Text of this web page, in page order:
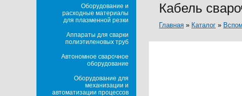
Кабель
Главная » Каталог »
Оборудование и
расходные материалы
для плазменной резки
Аппараты для сварки
полиэтиленовых труб
Автономное сварочное
оборудование
Оборудование для
механизации и
автоматизации процессов